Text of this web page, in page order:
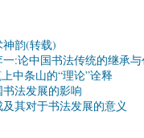
韵(转载)
:论中国书法传统的继承
中条山的“理论”诠释
法发展的影响
其对于书法发展的意义